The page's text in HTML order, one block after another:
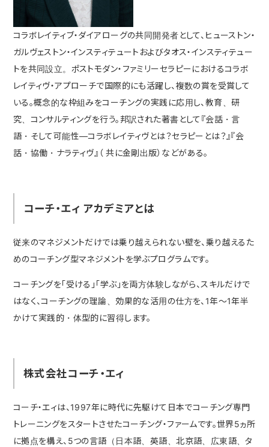
コラボレイティブ・ダイアローグの共同開発者として、ヒューストン・
ガルヴェストン・インスティテュートおよびタオス・インスティテュー
トを共同設立。ポストモダン・ファミリーセラピーにおけるコラボ
レイティヴ・アプローチで国際的にも活躍し、複数の賞を受賞して
いる。概念的な枠組みをコーチングの実践に応用し、教育、研
究、コンサルティングを行う。邦訳された著書として『会話・言
語・そして可能性―コラボレイティヴとは？セラピーとは？』『会
話・協働・ナラティヴ』（ 共に金剛出版）などがある。
コーチ・エィ アカデミアとは
従来のマネジメントだけでは乗り越えられない壁を、乗り越えるた
めのコーチング型マネジメントを学ぶプログラムです。
コーチングを「受ける」「学ぶ」を両方体験しながら、スキルだけで
はなく、コーチングの理論、効果的な活用の仕方を、1年〜1年半
かけて実践的・体型的に習得します。
株式会社コーチ・エィ
コーチ・エィは、1997年に時代に先駆けて日本でコーチング専門
トレーニングをスタートさせたコーチング・ファームです。世界5ヵ所
に拠点を構え、5つの言語（日本語、英語、北京語、広東語、タ